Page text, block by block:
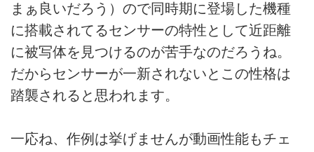
まぁ良いだろう）ので同時期に登場した機種
に搭載されてるセンサーの特性として近距離
に被写体を見つけるのが苦手なのだろうね。
だからセンサーが一新されないとこの性格は
踏襲されると思われます。
一応ね、作例は挙げませんが動画性能もチェ